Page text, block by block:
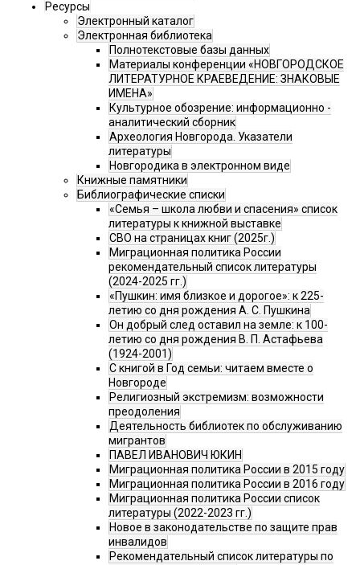
Ресурсы
Электронный каталог
Электронная библиотека
Полнотекстовые базы данных
Материалы конференции «НОВГОРОДСКОЕ
ЛИТЕРАТУРНОЕ КРАЕВЕДЕНИЕ: ЗНАКОВЫЕ
ИМЕНА»
Культурное обозрение: информационно -
аналитический сборник
Археология Новгорода. Указатели
литературы
Новгородика в электронном виде
Книжные памятники
Библиографические списки
«Семья – школа любви и спасения» список
литературы к книжной выставке
СВО на страницах книг (2025г.)
Миграционная политика России
рекомендательный список литературы
(2024-2025 гг.)
«Пушкин: имя близкое и дорогое»: к 225-
летию со дня рождения А. С. Пушкина
Он добрый след оставил на земле: к 100-
летию со дня рождения В. П. Астафьева
(1924-2001)
С книгой в Год семьи: читаем вместе о
Новгороде
Религиозный экстремизм: возможности
преодоления
Деятельность библиотек по обслуживанию
мигрантов
ПАВЕЛ ИВАНОВИЧ ЮКИН
Миграционная политика России в 2015 году
Миграционная политика России в 2016 году
Миграционная политика России список
литературы (2022-2023 гг.)
Новое в законодательстве по защите прав
инвалидов
Рекомендательный список литературы по